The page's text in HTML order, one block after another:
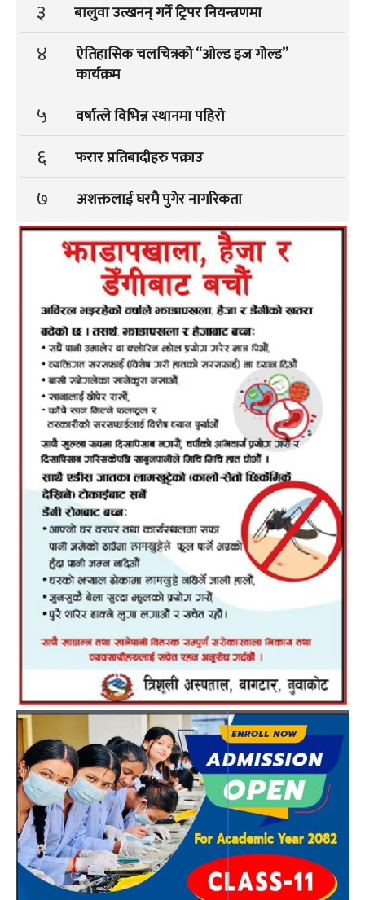
३ बालुवा उत्खनन् गर्ने ट्रिपर नियन्त्रणमा
४
ऐतिहासिक चलचित्रको “ओल्ड इज गोल्ड”
कार्यक्रम
५ वर्षात्ले विभिन्न स्थानमा पहिरो
६ फरार प्रतिबादीहरु पक्राउ
७ अशक्तलाई घरमै पुगेर नागरिकता